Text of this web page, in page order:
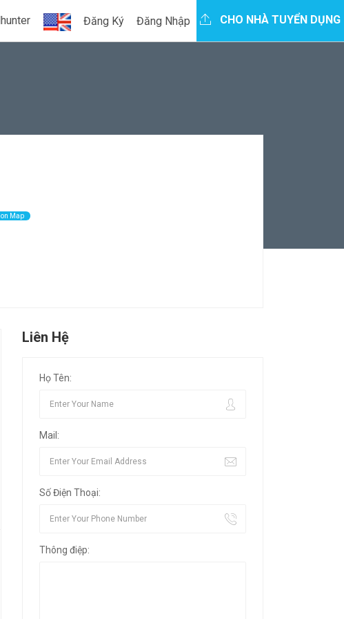
Đăng Ký Đăng Nhập CHO NHÀ TUYỂN DỤNG
Map
Liên Hệ
Họ Tên:
Mail:
Số Điện Thoại:
Thông điệp: